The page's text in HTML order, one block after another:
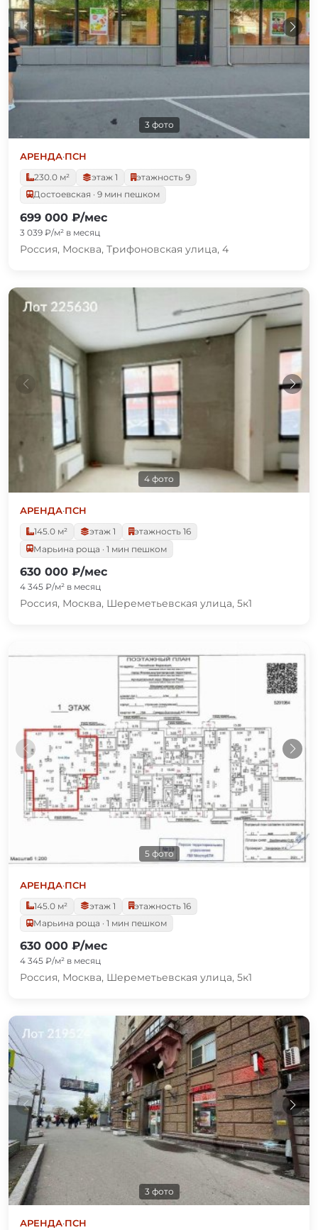
3 фото
АРЕНДА·ПСН
230.0 м²
этаж 1
этажность 9
Достоевская · 9 мин пешком
699 000 ₽/мес
3 039 ₽/м² в месяц
Россия, Москва, Трифоновская улица, 4
4 фото
АРЕНДА·ПСН
145.0 м²
этаж 1
этажность 16
Марьина роща · 1 мин пешком
630 000 ₽/мес
4 345 ₽/м² в месяц
Россия, Москва, Шереметьевская улица, 5к1
5 фото
АРЕНДА·ПСН
145.0 м²
этаж 1
этажность 16
Марьина роща · 1 мин пешком
630 000 ₽/мес
4 345 ₽/м² в месяц
Россия, Москва, Шереметьевская улица, 5к1
3 фото
АРЕНДА·ПСН